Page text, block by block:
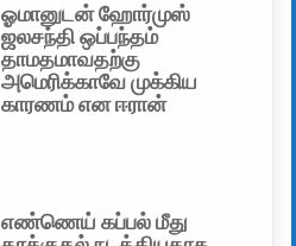
ஓமானுடன் ஹோர்முஸ்
ஜலசந்தி ஒப்பந்தம்
தாமதமாவதற்கு
அமெரிக்காவே முக்கிய
காரணம் என ஈரான்
எண்ணெய் கப்பல் மீது